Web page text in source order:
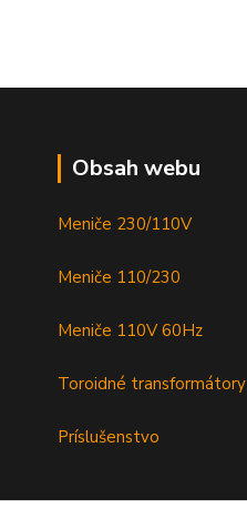
Obsah webu
Meniče 230/110V
Meniče 110/230
Meniče 110V 60Hz
Toroidné transformátory
Príslušenstvo